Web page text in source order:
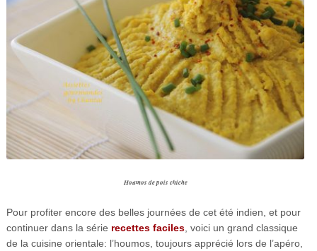
Houmos de pois chiche
Pour profiter encore des belles journées de cet été indien, et pour
continuer dans la série recettes faciles, voici un grand classique
de la cuisine orientale: l’houmos, toujours apprécié lors de l’apéro,